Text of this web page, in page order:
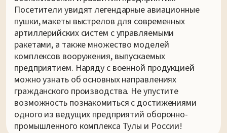
Посетители увидят легендарные авиационные
пушки, макеты выстрелов для современных
артиллерийских систем с управляемыми
ракетами, а также множество моделей
комплексов вооружения, выпускаемых
предприятием. Наряду с военной продукцией
можно узнать об основных направлениях
гражданского производства. Не упустите
возможность познакомиться с достижениями
одного из ведущих предприятий оборонно-
промышленного комплекса Тулы и России!